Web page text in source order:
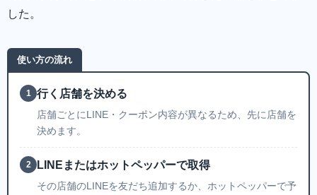
した。
使い方の流れ
1 行く店舗を決める
店舗ごとにLINE・クーポン内容が異なるため、先に店舗を
決めます。
2 LINEまたはホットペッパーで取得
その店舗のLINEを友だち追加するか、ホットペッパーで予